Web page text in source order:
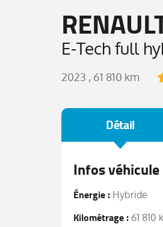
E-Tech full
2023 , 61 810 km
Détail
Infos véhicule
Énergie : Hybride
Kilométrage : 61 810